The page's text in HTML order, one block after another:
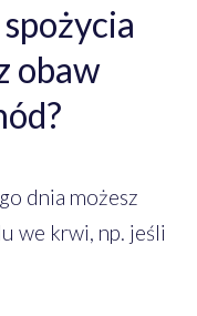
obaw
dnia możesz
we krwi, np. jeśli